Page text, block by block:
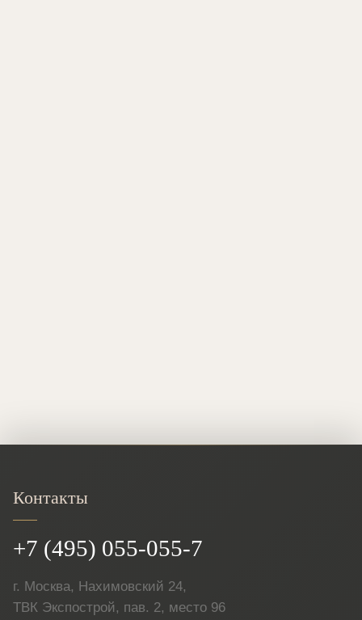
Контакты
+7 (495) 055-055-7
г. Москва, Нахимовский 24,
ТВК Экспострой, пав. 2, место 96